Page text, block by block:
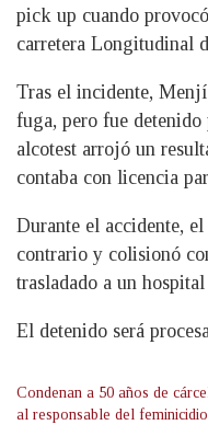
pick up cuando
carretera Longitudinal
Tras el incidente,
fuga, pero fue detenido
alcotest arrojó un
contaba con licencia
Durante el accidente,
contrario y colisionó
trasladado a un
El detenido será
Condenan a 50 años de
al responsable del feminicidio